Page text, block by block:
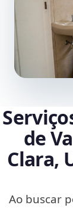
de
Clara,
Ao buscar